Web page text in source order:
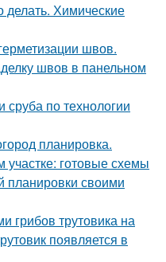
делать. Химические
швов.
швов в панельном
по технологии
планировка.
готовые схемы
планировки своими
грибов трутовика на
появляется в